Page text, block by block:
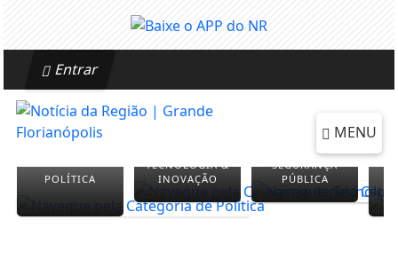
Entrar
MENU
POLÍTICA
TECNOLOGIA &
INOVAÇÃO
SEGURANÇA
PÚBLICA